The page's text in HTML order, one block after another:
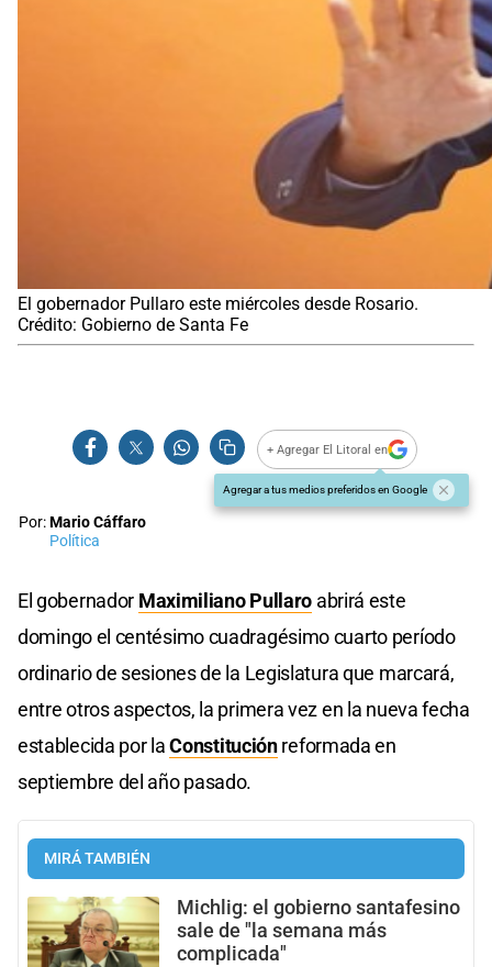
El gobernador Pullaro este miércoles desde Rosario.
Crédito: Gobierno de Santa Fe
+ Agregar El Litoral en
Agregar a tus medios preferidos en Google
Por:Mario Cáffaro
Política
El gobernador Maximiliano Pullaro abrirá este
domingo el centésimo cuadragésimo cuarto período
ordinario de sesiones de la Legislatura que marcará,
entre otros aspectos, la primera vez en la nueva fecha
establecida por laConstituciónreformada en
septiembre del año pasado.
MIRÁ TAMBIÉN
Michlig: el gobierno santafesino
sale de "la semana más
complicada"